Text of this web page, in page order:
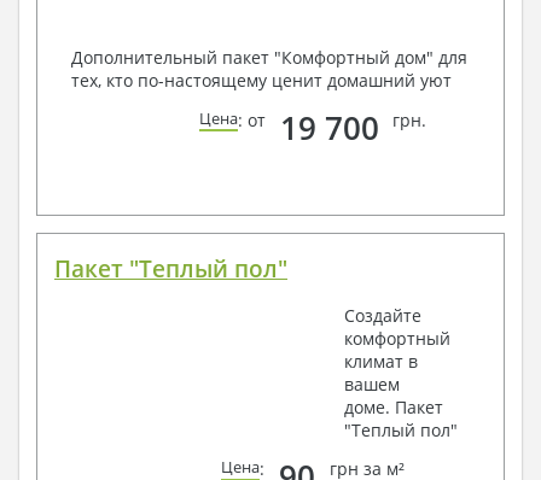
Дополнительный пакет "Комфортный дом" для
тех, кто по-настоящему ценит домашний уют
Цена: от 19 700 грн.
Пакет "Теплый пол"
Создайте
комфортный
климат в
вашем
доме. Пакет
"Теплый пол"
Цена: грн за м²